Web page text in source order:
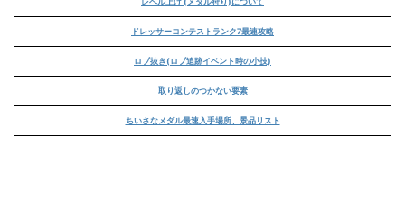
ドレッサーコンテストランク7最速攻略
ロブ抜き(ロブ追跡イベント時の小技)
取り返しのつかない要素
ちいさなメダル最速入手場所、景品リスト